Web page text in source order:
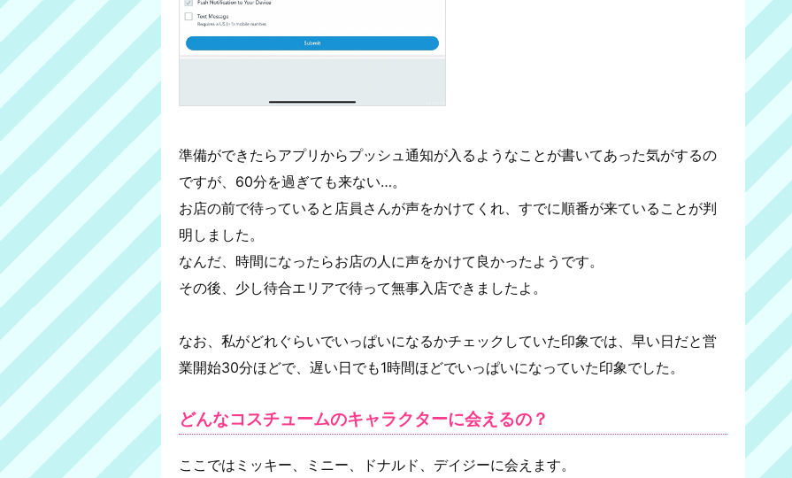
準備ができたらアプリからプッシュ通知が入るようなことが書いてあった気がするの
ですが、60分を過ぎても来ない…。
お店の前で待っていると店員さんが声をかけてくれ、すでに順番が来ていることが判
明しました。
なんだ、時間になったらお店の人に声をかけて良かったようです。
その後、少し待合エリアで待って無事入店できましたよ。
なお、私がどれぐらいでいっぱいになるかチェックしていた印象では、早い日だと営
業開始30分ほどで、遅い日でも1時間ほどでいっぱいになっていた印象でした。
どんなコスチュームのキャラクターに会えるの？
ここではミッキー、ミニー、ドナルド、デイジーに会えます。